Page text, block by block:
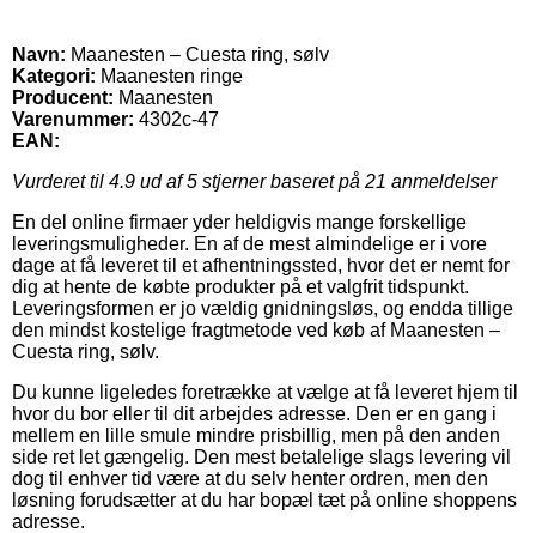
Navn: Maanesten – Cuesta ring, sølv
Kategori: Maanesten ringe
Producent: Maanesten
Varenummer: 4302c-47
EAN:
Vurderet til 4.9 ud af 5 stjerner baseret på 21 anmeldelser
En del online firmaer yder heldigvis mange forskellige
leveringsmuligheder. En af de mest almindelige er i vore
dage at få leveret til et afhentningssted, hvor det er nemt for
dig at hente de købte produkter på et valgfrit tidspunkt.
Leveringsformen er jo vældig gnidningsløs, og endda tillige
den mindst kostelige fragtmetode ved køb af Maanesten –
Cuesta ring, sølv.
Du kunne ligeledes foretrække at vælge at få leveret hjem til
hvor du bor eller til dit arbejdes adresse. Den er en gang i
mellem en lille smule mindre prisbillig, men på den anden
side ret let gængelig. Den mest betalelige slags levering vil
dog til enhver tid være at du selv henter ordren, men den
løsning forudsætter at du har bopæl tæt på online shoppens
adresse.